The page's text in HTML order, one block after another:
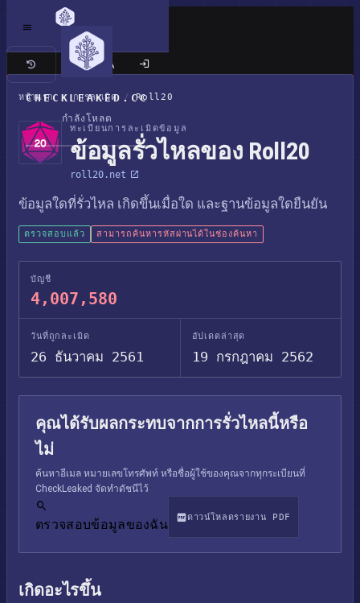
CHECKLEAKED.CC
กำลังโหลด
เว็บไซต์แบบคลาสสิก
หน้าแรก / การละเมิด / Roll20
ทะเบียนการละเมิดข้อมูล
ข้อมูลรั่วไหลของ Roll20
roll20.net
ข้อมูลใดที่รั่วไหล เกิดขึ้นเมื่อใด และฐานข้อมูลใดยืนยัน
ตรวจสอบแล้ว สามารถค้นหารหัสผ่านได้ในช่องค้นหา
บัญชี
4,007,580
วันที่ถูกละเมิด
26 ธันวาคม 2561
อัปเดตล่าสุด
19 กรกฎาคม 2562
คุณได้รับผลกระทบจากการรั่วไหลนี้หรือ
ไม่
ค้นหาอีเมล หมายเลขโทรศัพท์ หรือชื่อผู้ใช้ของคุณจากทุกระเบียนที่
CheckLeaked จัดทำดัชนีไว้
ตรวจสอบข้อมูลของฉัน ดาวน์โหลดรายงาน PDF
เกิดอะไรขึ้น